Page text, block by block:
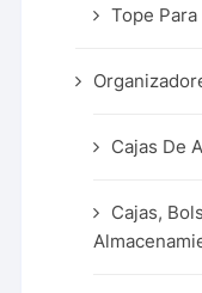
Tope
Cajas De
Cajas,